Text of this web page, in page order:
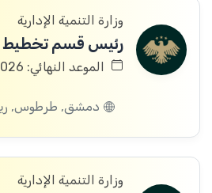
وزارة التنمية الإدارية
رئيس قسم تخطيط
الموعد النهائي: 01/06/2026
وزارة التنمية الإدارية